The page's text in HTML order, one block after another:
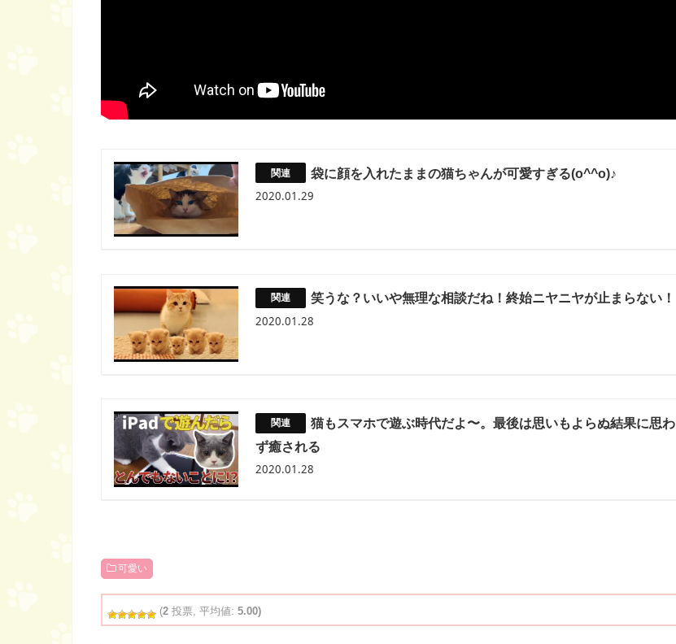
袋に顔を入れたままの猫ちゃんが可愛すぎる(o^^o)♪
2020.01.29
笑うな？いいや無理な相談だね！終始ニヤニヤが止まらない！
2020.01.28
猫もスマホで遊ぶ時代だよ〜。最後は思いもよらぬ結果に思わ
ず癒される
2020.01.28
可愛い
(2 投票, 平均値: 5.00)